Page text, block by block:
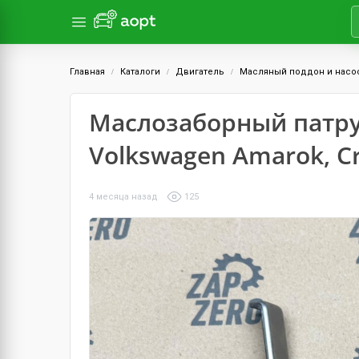
Главная Каталоги Двигатель Масляный поддон и
Маслозаборный
Volkswagen Amarok,
4 месяца назад 125